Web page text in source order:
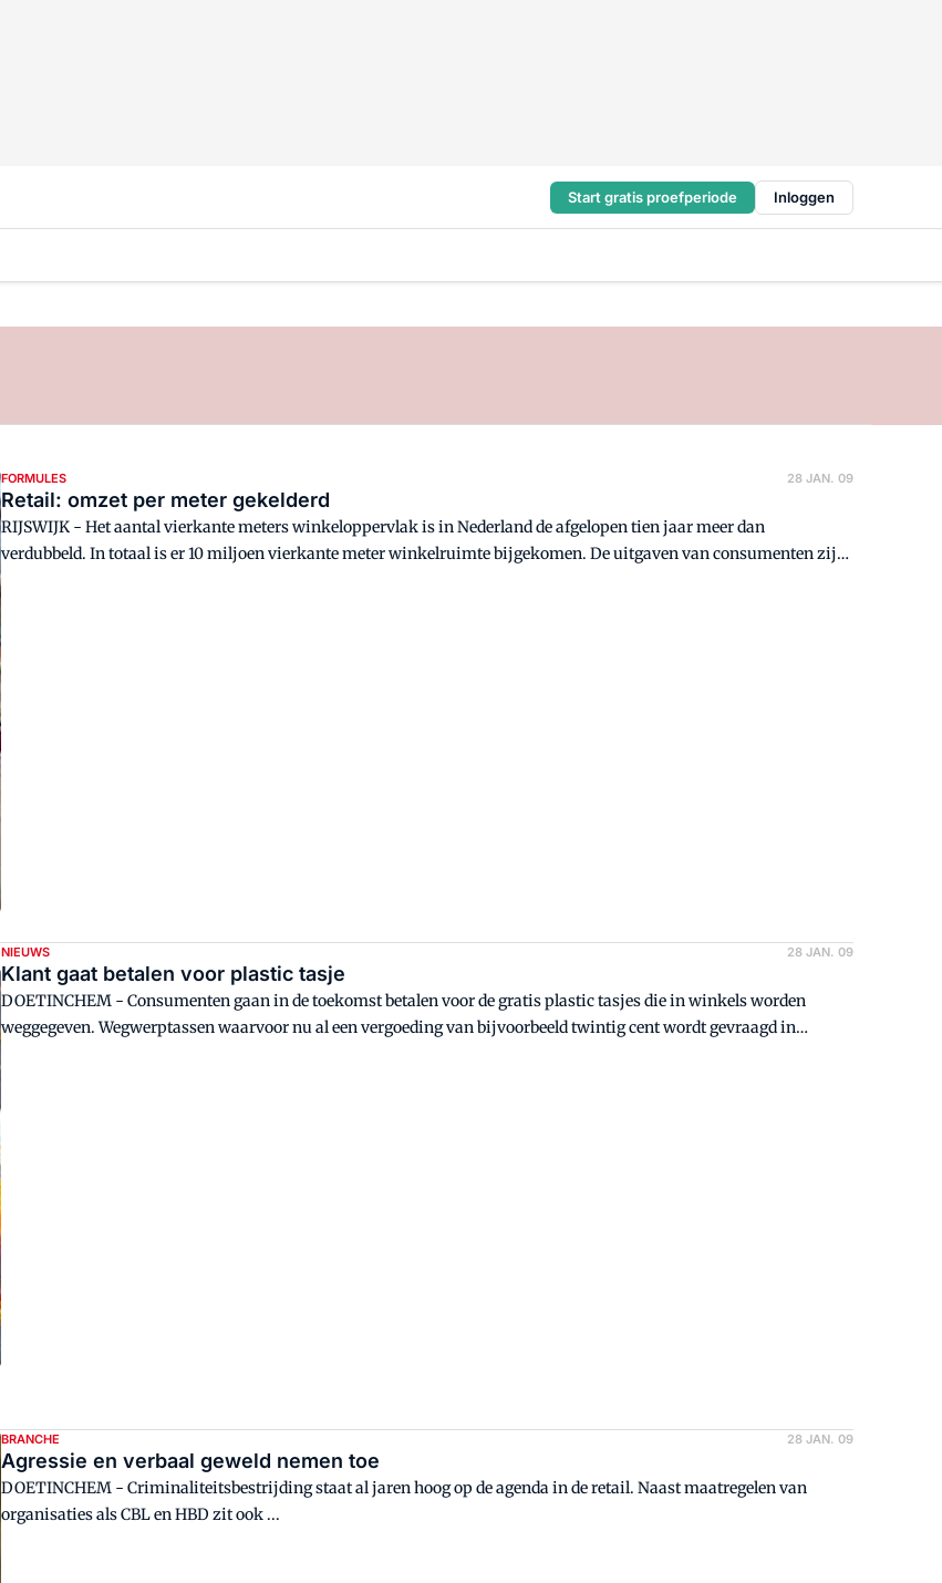
Start gratis proefperiode Inloggen
FORMULES 28 JAN. 09
Retail: omzet per meter gekelderd
RIJSWIJK - Het aantal vierkante meters winkeloppervlak is in Nederland de afgelopen tien jaar meer dan
verdubbeld. In totaal is er 10 miljoen vierkante meter winkelruimte bijgekomen. De uitgaven van consumenten zijn
NIEUWS 28 JAN. 09
Klant gaat betalen voor plastic tasje
DOETINCHEM - Consumenten gaan in de toekomst betalen voor de gratis plastic tasjes die in winkels worden
weggegeven. Wegwerptassen waarvoor nu al een vergoeding van bijvoorbeeld twintig cent wordt gevraagd in
BRANCHE 28 JAN. 09
Agressie en verbaal geweld nemen toe
DOETINCHEM - Criminaliteitsbestrijding staat al jaren hoog op de agenda in de retail. Naast maatregelen van
organisaties als CBL en HBD zit ook ...